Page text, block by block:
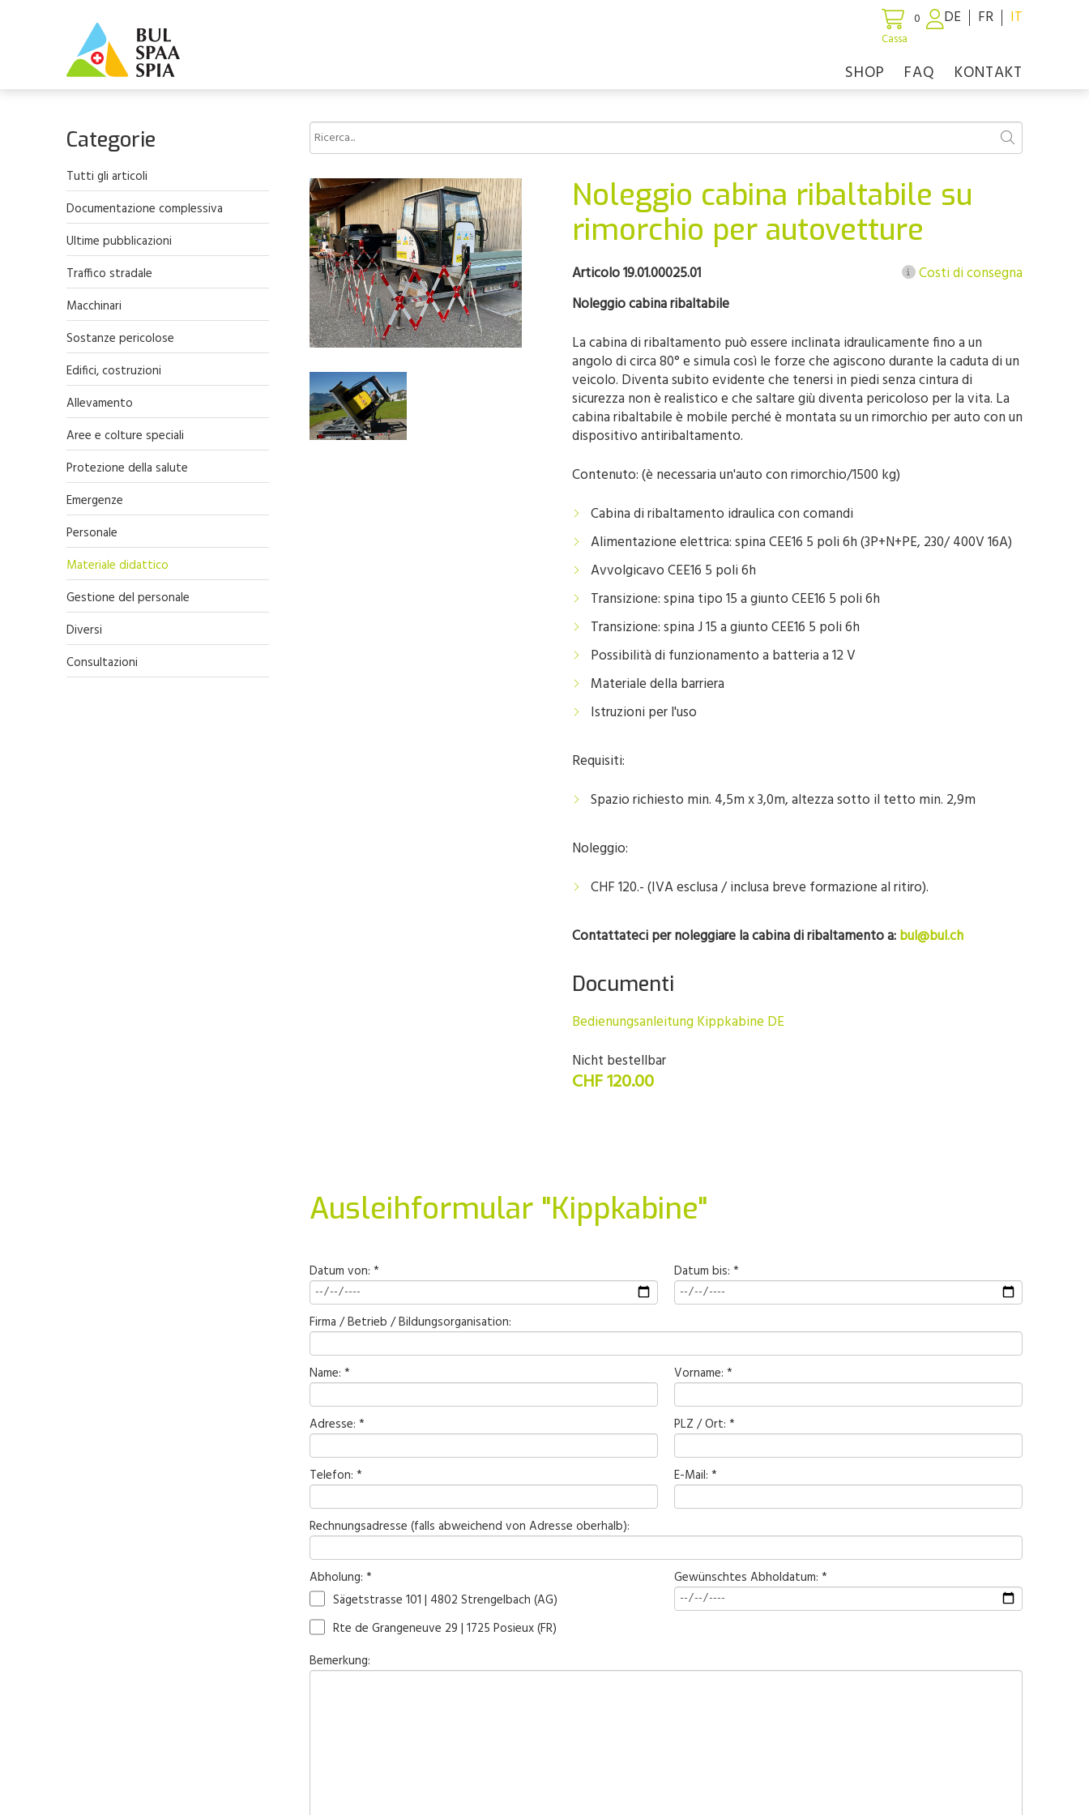
0
Cassa
DE FR IT
SHOP FAQ KONTAKT
Categorie
Tutti gli articoli
Documentazione complessiva
Ultime pubblicazioni
Traffico stradale
Macchinari
Sostanze pericolose
Edifici, costruzioni
Allevamento
Aree e colture speciali
Protezione della salute
Emergenze
Personale
Materiale didattico
Gestione del personale
Diversi
Consultazioni
Noleggio cabina ribaltabile su
rimorchio per autovetture
Articolo 19.01.00025.01
Costi di consegna
Noleggio cabina ribaltabile
La cabina di ribaltamento può essere inclinata idraulicamente fino a un
angolo di circa 80° e simula così le forze che agiscono durante la caduta di un
veicolo. Diventa subito evidente che tenersi in piedi senza cintura di
sicurezza non è realistico e che saltare giù diventa pericoloso per la vita. La
cabina ribaltabile è mobile perché è montata su un rimorchio per auto con un
dispositivo antiribaltamento.
Contenuto: (è necessaria un'auto con rimorchio/1500 kg)
Cabina di ribaltamento idraulica con comandi
Alimentazione elettrica: spina CEE16 5 poli 6h (3P+N+PE, 230/ 400V 16A)
Avvolgicavo CEE16 5 poli 6h
Transizione: spina tipo 15 a giunto CEE16 5 poli 6h
Transizione: spina J 15 a giunto CEE16 5 poli 6h
Possibilità di funzionamento a batteria a 12 V
Materiale della barriera
Istruzioni per l'uso
Requisiti:
Spazio richiesto min. 4,5m x 3,0m, altezza sotto il tetto min. 2,9m
Noleggio:
CHF 120.- (IVA esclusa / inclusa breve formazione al ritiro).
Contattateci per noleggiare la cabina di ribaltamento a:bul@bul.ch
Documenti
Bedienungsanleitung Kippkabine DE
Nicht bestellbar
CHF 120.00
Ausleihformular "Kippkabine"
Datum von: * Datum bis: *
Firma / Betrieb / Bildungsorganisation:
Name: * Vorname: *
Adresse: * PLZ / Ort: *
Telefon: * E-Mail: *
Rechnungsadresse (falls abweichend von Adresse oberhalb):
Abholung: *
Sägetstrasse 101 | 4802 Strengelbach (AG)
Rte de Grangeneuve 29 | 1725 Posieux (FR)
Gewünschtes Abholdatum: *
Bemerkung: